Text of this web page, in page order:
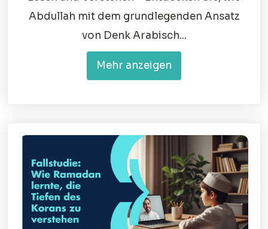
Abdullah mit dem grundlegenden Ansatz
von Denk Arabisch...
Mehr anzeigen